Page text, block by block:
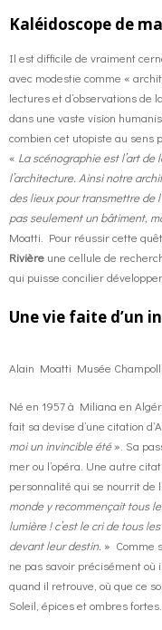
Kaléidoscope de
Il est difficile de vraiment
avec modestie comme «
lectures et d’observations
dans une vaste vision
combien cet utopiste au sens
« La scénographie est l’art de
l’architecture. Ainsi notre
des lieux pour transmettre de
pas seulement un bâtiment,
Moatti. Pour réussir cette
Rivière une cellule de
qui puisse concilier
Une vie faite d’un
Alain Moatti Musée
Né en 1957 à Miliana en
fait sa devise d’une citation
moi un invincible été». Sa
mer ou l’opéra. Une autre
personnalité qui se nourrit de
monde y recommençait tous
lumière ! c’est le cri de tous
devant leur destin. » Comme
ne pas savoir précisément
quand il retrouve, où que ce
Soleil, épices et ombres